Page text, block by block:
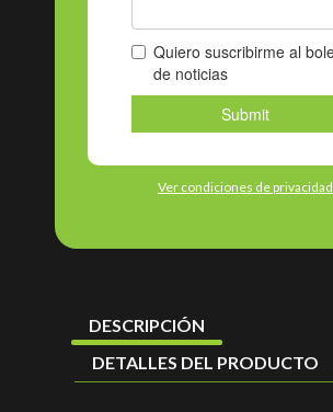
Ver condiciones de privacidad
DESCRIPCIÓN
DETALLES DEL PRODUCTO